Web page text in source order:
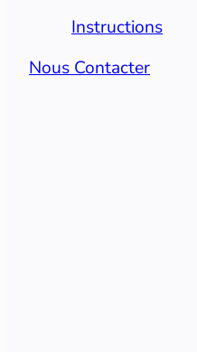
Instructions
Nous Contacter